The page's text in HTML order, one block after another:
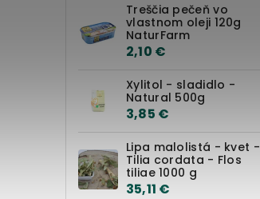
Treščia pečeň vo
vlastnom oleji 120g
NaturFarm
2,10 €
Xylitol - sladidlo -
Natural 500g
3,85 €
Lipa malolistá - kvet -
Tilia cordata - Flos
tiliae 1000 g
35,11 €